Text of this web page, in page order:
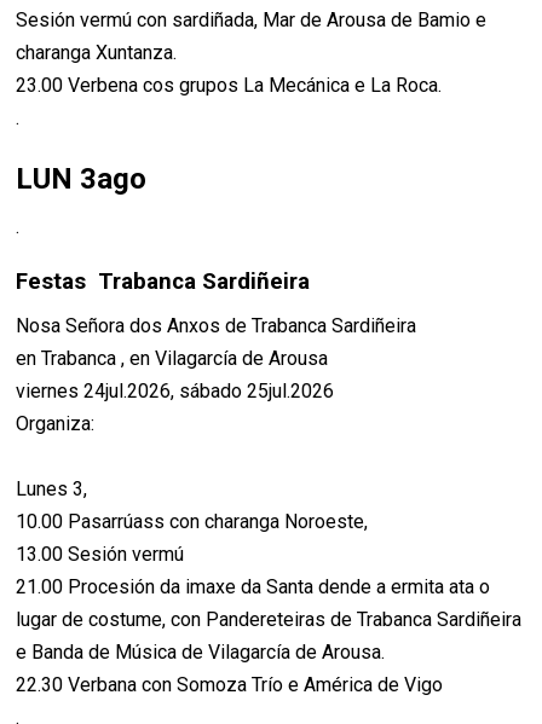
Sesión vermú con sardiñada, Mar de Arousa de Bamio e
charanga Xuntanza.
23.00 Verbena cos grupos La Mecánica e La Roca.
.
LUN 3ago
.
Festas Trabanca Sardiñeira
Nosa Señora dos Anxos de Trabanca Sardiñeira
en Trabanca , en Vilagarcía de Arousa
viernes 24jul.2026, sábado 25jul.2026
Organiza:
Lunes 3,
10.00 Pasarrúass con charanga Noroeste,
13.00 Sesión vermú
21.00 Procesión da imaxe da Santa dende a ermita ata o
lugar de costume, con Pandereteiras de Trabanca Sardiñeira
e Banda de Música de Vilagarcía de Arousa.
22.30 Verbana con Somoza Trío e América de Vigo
.